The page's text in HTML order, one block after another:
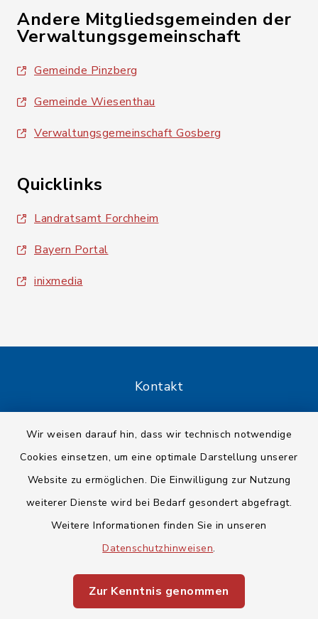
Wir weisen darauf hin, dass wir technisch notwendige
Cookies einsetzen, um eine optimale Darstellung unserer
Website zu ermöglichen. Die Einwilligung zur Nutzung
weiterer Dienste wird bei Bedarf gesondert abgefragt.
Weitere Informationen finden Sie in unseren
Datenschutzhinweisen.
Zur Kenntnis genommen
Andere Mitgliedsgemeinden der
Verwaltungsgemeinschaft
Gemeinde Pinzberg
Gemeinde Wiesenthau
Verwaltungsgemeinschaft Gosberg
Quicklinks
Landratsamt Forchheim
Bayern Portal
inixmedia
Kontakt
Datenschutz
Impressum
Sitemap
Cookie-Einstellungen